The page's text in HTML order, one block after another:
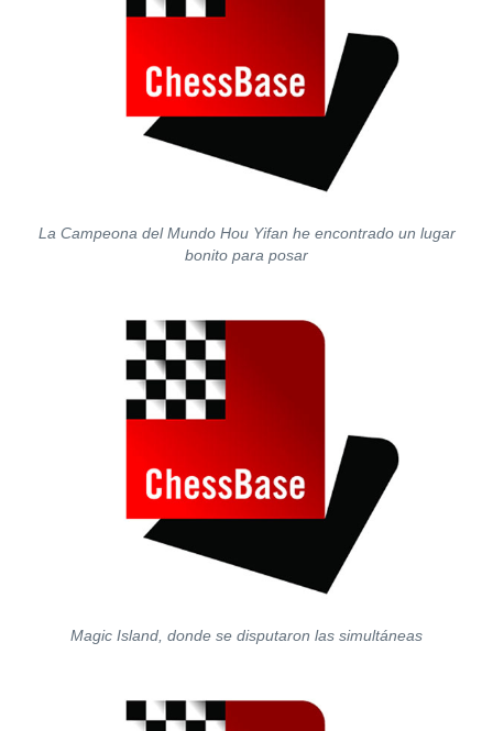
La Campeona del Mundo Hou Yifan he encontrado un lugar
bonito para posar
Magic Island, donde se disputaron las simultáneas